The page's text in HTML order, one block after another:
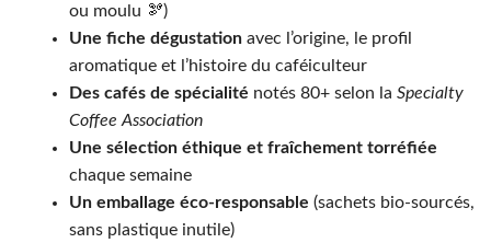
ou moulu 🫘)
Une fiche dégustation avec l’origine, le profil
aromatique et l’histoire du caféiculteur
Des cafés de spécialité notés 80+ selon la Specialty
Coffee Association
Une sélection éthique et fraîchement torréfiée
chaque semaine
Un emballage éco-responsable (sachets bio-sourcés,
sans plastique inutile)